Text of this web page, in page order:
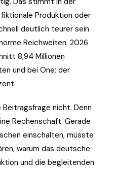
Produktion oder
deutlich teurer sein.
Reichweiten. 2026
8,94 Millionen
und bei One; der
nicht. Denn
Rechenschaft. Gerade
einschalten, müsste
warum das deutsche
und die begleitenden